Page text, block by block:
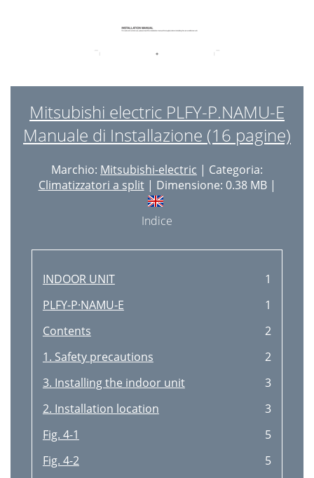
Mitsubishi electric PLFY-P.NAMU-E
Manuale di Installazione (16 pagine)
Marchio: Mitsubishi-electric | Categoria:
Climatizzatori a split| Dimensione: 0.38 MB |
Indice
INDOOR UNIT
1
PLFY-P·NAMU-E
1
Contents
2
1. Safety precautions
2
3. Installing the indoor unit
3
2. Installation location
3
Fig. 4-1
5
Fig. 4-2
5